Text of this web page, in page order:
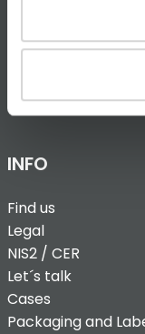
INFO
Find us
Legal
NIS2 / CER
Let´s talk
Cases
Packaging and